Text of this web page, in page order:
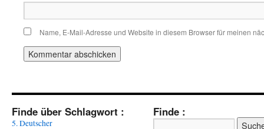
Name, E-Mail-Adresse und Website in diesem Browser für meinen
Finde über Schlagwort :
5. Deutscher
Finde :